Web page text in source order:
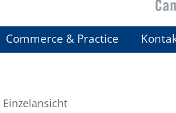
Commerce & Practice
Einzelansicht